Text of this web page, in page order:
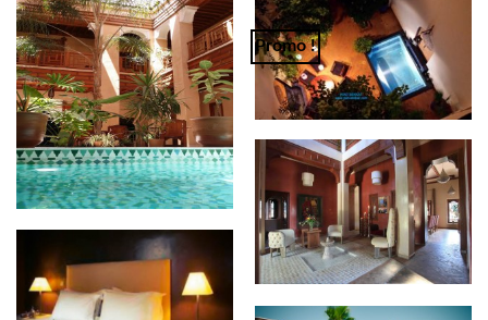
Riad de Charme Convivial
en Médina avec SPA,
Piscine, Jardin Terrasse à
la Vue Exceptionnelle
Promo !
Riad Sekkat : Votre riad à
Marrakech en couple, en
famille ou entre amis
Dar Layyina
Riad Dar One